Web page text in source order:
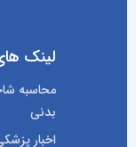
لینک
محاسبه
بدنی
اخبار